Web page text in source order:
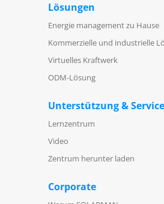
Lösungen
Energie management zu Hause
Kommerzielle und industrielle
Virtuelles Kraftwerk
ODM-Lösung
Unterstützung & Service
Lernzentrum
Video
Zentrum herunter laden
Corporate